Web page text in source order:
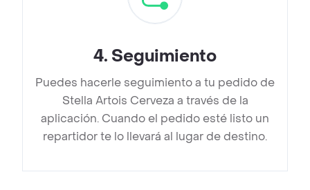
4. Seguimiento
Puedes hacerle seguimiento a tu pedido de
Stella Artois Cerveza a través de la
aplicación. Cuando el pedido esté listo un
repartidor te lo llevará al lugar de destino.